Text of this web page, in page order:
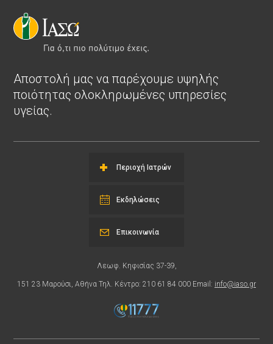
Αποστολή μας να παρέχουμε υψηλής
ποιότητας ολοκληρωμένες υπηρεσίες
υγείας.
Περιοχή Ιατρών
Εκδηλώσεις
Λεωφ. Κηφισίας 37-39,
151 23 Μαρούσι, Αθήνα Τηλ. Κέντρο: 210 61 84 000 Email: info@iaso.gr
Επικοινωνία